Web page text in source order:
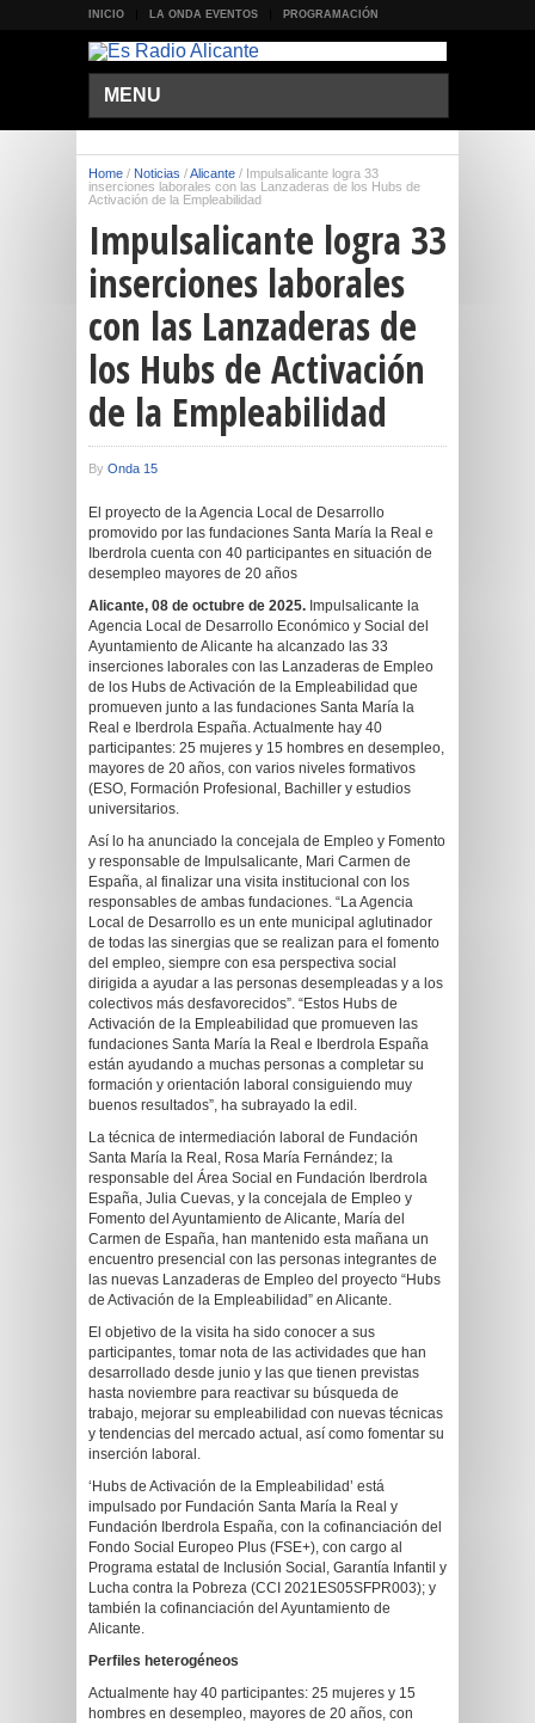
INICIO LA ONDA EVENTOS PROGRAMACIÓN
MENU
Home / Noticias /Alicante / Impulsalicante logra 33
inserciones laborales con las Lanzaderas de los Hubs de
Activación de la Empleabilidad
Impulsalicante logra 33
inserciones laborales
con las Lanzaderas de
los Hubs de Activación
de la Empleabilidad
By Onda 15
El proyecto de la Agencia Local de Desarrollo
promovido por las fundaciones Santa María la Real e
Iberdrola cuenta con 40 participantes en situación de
desempleo mayores de 20 años
Alicante, 08 de octubre de 2025. Impulsalicante la
Agencia Local de Desarrollo Económico y Social del
Ayuntamiento de Alicante ha alcanzado las 33
inserciones laborales con las Lanzaderas de Empleo
de los Hubs de Activación de la Empleabilidad que
promueven junto a las fundaciones Santa María la
Real e Iberdrola España. Actualmente hay 40
participantes: 25 mujeres y 15 hombres en desempleo,
mayores de 20 años, con varios niveles formativos
(ESO, Formación Profesional, Bachiller y estudios
universitarios.
Así lo ha anunciado la concejala de Empleo y Fomento
y responsable de Impulsalicante, Mari Carmen de
España, al finalizar una visita institucional con los
responsables de ambas fundaciones. “La Agencia
Local de Desarrollo es un ente municipal aglutinador
de todas las sinergias que se realizan para el fomento
del empleo, siempre con esa perspectiva social
dirigida a ayudar a las personas desempleadas y a los
colectivos más desfavorecidos”. “Estos Hubs de
Activación de la Empleabilidad que promueven las
fundaciones Santa María la Real e Iberdrola España
están ayudando a muchas personas a completar su
formación y orientación laboral consiguiendo muy
buenos resultados”, ha subrayado la edil.
La técnica de intermediación laboral de Fundación
Santa María la Real, Rosa María Fernández; la
responsable del Área Social en Fundación Iberdrola
España, Julia Cuevas, y la concejala de Empleo y
Fomento del Ayuntamiento de Alicante, María del
Carmen de España, han mantenido esta mañana un
encuentro presencial con las personas integrantes de
las nuevas Lanzaderas de Empleo del proyecto “Hubs
de Activación de la Empleabilidad” en Alicante.
El objetivo de la visita ha sido conocer a sus
participantes, tomar nota de las actividades que han
desarrollado desde junio y las que tienen previstas
hasta noviembre para reactivar su búsqueda de
trabajo, mejorar su empleabilidad con nuevas técnicas
y tendencias del mercado actual, así como fomentar su
inserción laboral.
‘Hubs de Activación de la Empleabilidad’ está
impulsado por Fundación Santa María la Real y
Fundación Iberdrola España, con la cofinanciación del
Fondo Social Europeo Plus (FSE+), con cargo al
Programa estatal de Inclusión Social, Garantía Infantil y
Lucha contra la Pobreza (CCI 2021ES05SFPR003); y
también la cofinanciación del Ayuntamiento de
Alicante.
Perfiles heterogéneos
Actualmente hay 40 participantes: 25 mujeres y 15
hombres en desempleo, mayores de 20 años, con